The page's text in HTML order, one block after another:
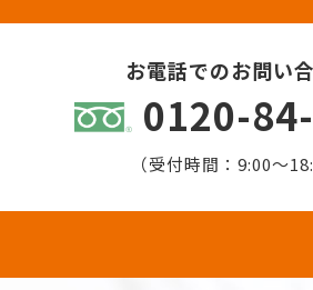
お電話でのお問い
0120-
（受付時間：9:00〜